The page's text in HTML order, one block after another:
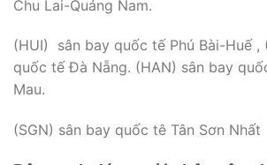
Chu Lai-Quảng Nam.
(HUI) sân bay quốc tế Phú Bài-Huế ,
quốc tế Đà Nẵng. (HAN) sân bay
Mau.
(SGN) sân bay quốc tê Tân Sơn Nhất